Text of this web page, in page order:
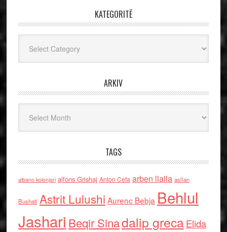
KATEGORITË
ARKIV
TAGS
albano kolonjari alfons Grishaj Anton Cefa arben llalla asllan
Bushati Astrit Lulushi Aurenc Bebja Behlul
Jashari Beqir Sinadalip grecaElida